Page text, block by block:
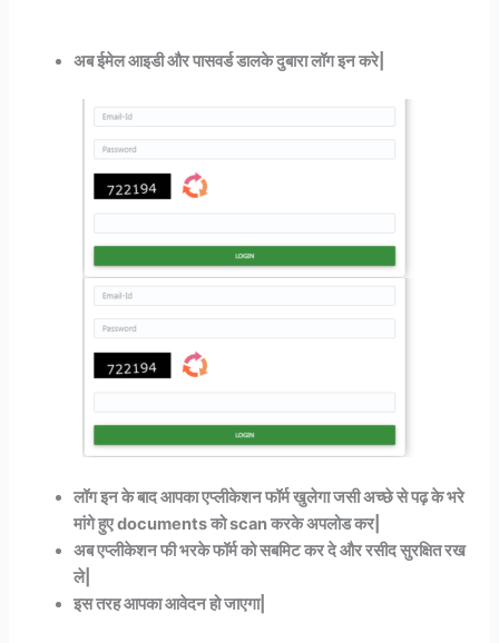
अब ईमेल आइडी और पासवर्ड डालके दुबारा लॉग इन करे|
लॉग इन के बाद आपका एप्लीकेशन फॉर्म खुलेगा जसी अच्छे से पढ़ के भरे
मांगे हुए documents को scan करके अपलोड कर|
अब एप्लीकेशन फी भरके फॉर्म को सबमिट कर दे और रसीद सुरक्षित रख
ले|
इस तरह आपका आवेदन हो जाएगा|